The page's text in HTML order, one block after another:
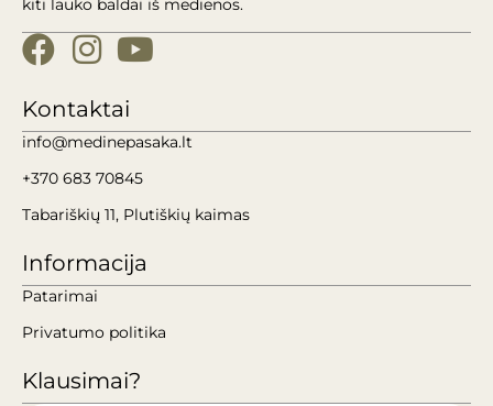
kiti lauko baldai iš medienos.
Kontaktai
info@medinepasaka.lt
+370 683 70845
Tabariškių 11, Plutiškių kaimas
Informacija
Patarimai
Privatumo politika
Klausimai?